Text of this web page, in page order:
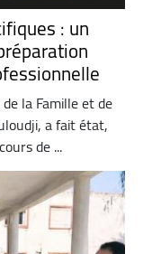
: un
la Famille et de
a fait état,
de ...